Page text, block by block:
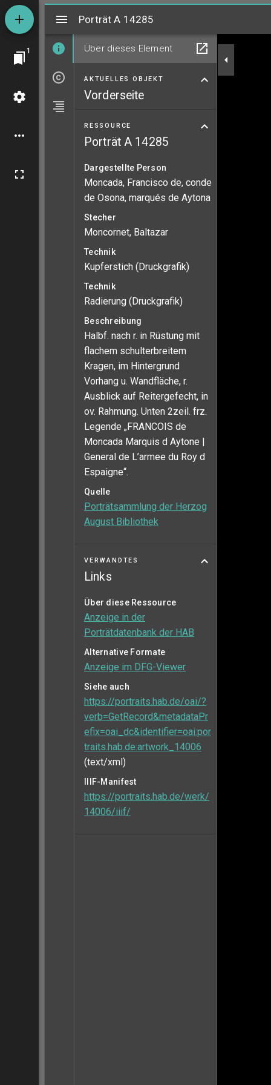
1
MiradorPorträt A 14285
Über dieses Element
AKTUELLES OBJEKT
Vorderseite
RESSOURCE
Porträt A 14285
Dargestellte Person
Moncada, Francisco de, conde
de Osona, marqués de Aytona
Stecher
Moncornet, Baltazar
Technik
Kupferstich (Druckgrafik)
Technik
Radierung (Druckgrafik)
Beschreibung
Halbf. nach r. in Rüstung mit
flachem schulterbreitem
Kragen, im Hintergrund
Vorhang u. Wandfläche, r.
Ausblick auf Reitergefecht, in
ov. Rahmung. Unten 2zeil. frz.
Legende „FRANCOIS de
Moncada Marquis d Aytone |
General de L’armee du Roy d
Espaigne“.
Quelle
Porträtsammlung der Herzog
August Bibliothek
VERWANDTES
Links
Über diese Ressource
Anzeige in der
Porträtdatenbank der HAB
Alternative Formate
Anzeige im DFG-Viewer
Siehe auch
https://portraits.hab.de/oai/?
verb=GetRecord&metadataPr
efix=oai_dc&identifier=oai:por
traits.hab.de:artwork_14006
(text/xml)
IIIF-Manifest
https://portraits.hab.de/werk/
14006/iiif/
Porträt A 14285